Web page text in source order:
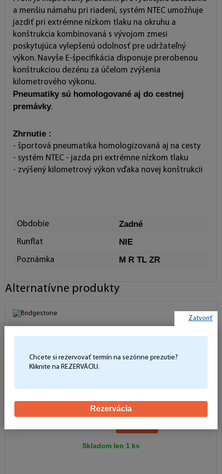
a menšiu námahu pri riadení, systém NTEC umožňuje
jazdiť pri extrémne nízkom tlaku na okruhu a
konštrukcia kombinovaná s vývojom zmesi
poskytujúca vylepšenú odolnosť pre udržateľný
výkon. Navyše E-špecifikácia disponuje prerobenou
konštrukciou dezénu za účelom zvýšenia
kilometrového výkonu.
Pneumatiky sú homologované aj do cestnej
premávky.
Zhrnutie :
- športová pneumatika homologizovaná aj na cesty
- systém NTEC - jazda pri extrémne nízkom tlaku
- zvýšený kilometrový výkon vďaka novej konštrukcii
Obdobie Zadné
Runflat NIE
Poznámka M R TL ZR
Alternatívne produkty
Skladom len 1 ks
Zatvoriť
Chcete si rezervovať termín na sezónne prezutie?
Kliknite na REZERVÁCIU.
Rezervácia